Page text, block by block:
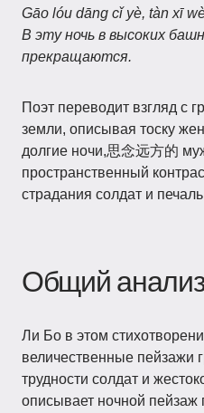
Gāo lóu dāng cǐ yè, tàn xī
В эту ночь в высоких
прекращаются.
Поэт переводит взгляд с
земли, описывая тоску
долгие ночи,思念远方的
пространственный
страдания солдат и
Общий
Ли Бо в этом
величественные пейзажи
трудности солдат и
описывает ночной пейзаж